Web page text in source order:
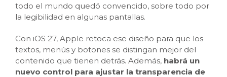
todo el mundo quedó convencido, sobre todo por
la legibilidad en algunas pantallas.
Con iOS 27, Apple retoca ese diseño para que los
textos, menús y botones se distingan mejor del
contenido que tienen detrás. Además, habrá un
nuevo control para ajustar la transparencia de